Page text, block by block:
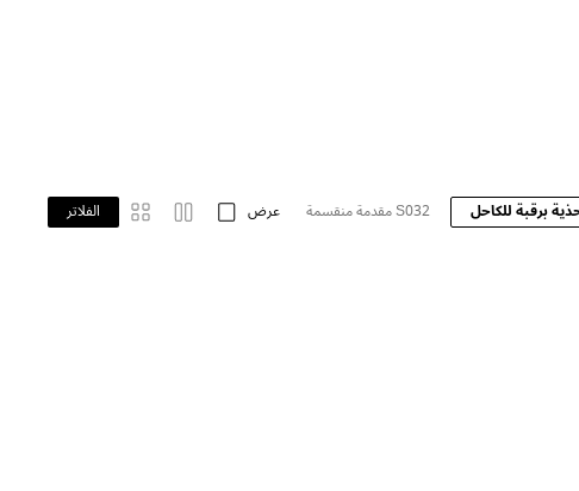
برقبة للكاحل S032 مقدمة منقسمة S009 BAREFOOTعرض الفلاتر